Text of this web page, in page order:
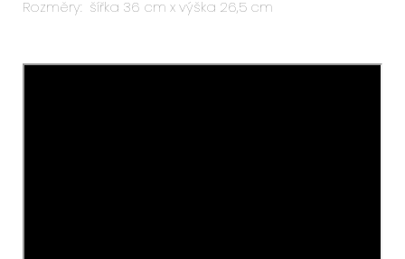
Rozměry: šířka 36 cm x výška 26,5 cm